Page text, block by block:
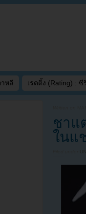
หลี เรตติ้ง (Rating) : ซี
ชาแ
ในแ